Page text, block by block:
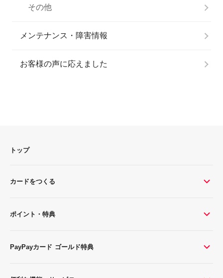
その他
メンテナンス・障害情報
お客様の声に応えました
トップ
カードをつくる
ポイント・特典
PayPayカード ゴールド特典